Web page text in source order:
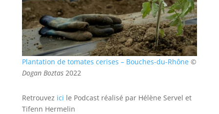
Plantation de tomates cerises – Bouches-du-Rhône©
Dogan Boztas2022
Retrouvez ici le Podcast réalisé par Hélène Servel et
Tifenn Hermelin